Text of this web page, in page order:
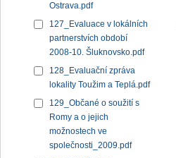
Ostrava.pdf
127_Evaluace v lokálních
partnerstvích období
2008-10. Šluknovsko.pdf
128_Evaluační zpráva
lokality Toužim a Teplá.pdf
129_Občané o soužití s
Romy a o jejich
možnostech ve
společnosti_2009.pdf